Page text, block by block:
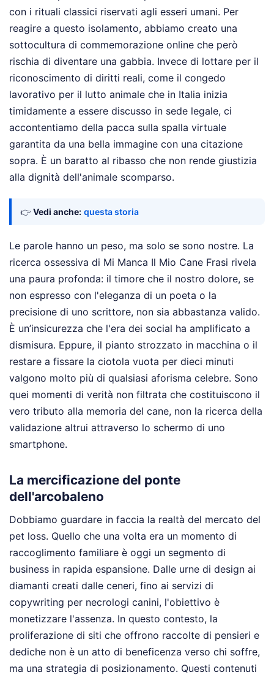
con i rituali classici riservati agli esseri umani. Per
reagire a questo isolamento, abbiamo creato una
sottocultura di commemorazione online che però
rischia di diventare una gabbia. Invece di lottare per il
riconoscimento di diritti reali, come il congedo
lavorativo per il lutto animale che in Italia inizia
timidamente a essere discusso in sede legale, ci
accontentiamo della pacca sulla spalla virtuale
garantita da una bella immagine con una citazione
sopra. È un baratto al ribasso che non rende giustizia
alla dignità dell'animale scomparso.
👉 Vedi anche: questa storia
Le parole hanno un peso, ma solo se sono nostre. La
ricerca ossessiva di Mi Manca Il Mio Cane Frasi rivela
una paura profonda: il timore che il nostro dolore, se
non espresso con l'eleganza di un poeta o la
precisione di uno scrittore, non sia abbastanza valido.
È un’insicurezza che l'era dei social ha amplificato a
dismisura. Eppure, il pianto strozzato in macchina o il
restare a fissare la ciotola vuota per dieci minuti
valgono molto più di qualsiasi aforisma celebre. Sono
quei momenti di verità non filtrata che costituiscono il
vero tributo alla memoria del cane, non la ricerca della
validazione altrui attraverso lo schermo di uno
smartphone.
La mercificazione del ponte
dell'arcobaleno
Dobbiamo guardare in faccia la realtà del mercato del
pet loss. Quello che una volta era un momento di
raccoglimento familiare è oggi un segmento di
business in rapida espansione. Dalle urne di design ai
diamanti creati dalle ceneri, fino ai servizi di
copywriting per necrologi canini, l'obiettivo è
monetizzare l'assenza. In questo contesto, la
proliferazione di siti che offrono raccolte di pensieri e
dediche non è un atto di beneficenza verso chi soffre,
ma una strategia di posizionamento. Questi contenuti